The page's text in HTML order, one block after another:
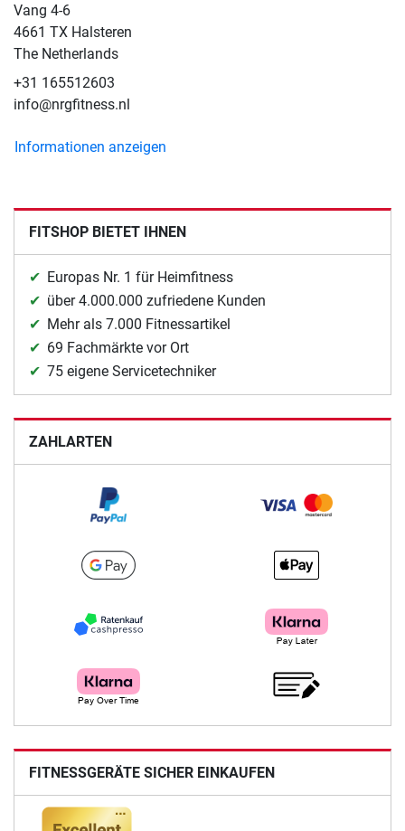
Vang 4-6
4661 TX Halsteren
The Netherlands
+31 165512603
info@nrgfitness.nl
Informationen anzeigen
FITSHOP BIETET IHNEN
Europas Nr. 1 für Heimfitness
über 4.000.000 zufriedene Kunden
Mehr als 7.000 Fitnessartikel
69 Fachmärkte vor Ort
75 eigene Servicetechniker
ZAHLARTEN
FITNESSGERÄTE SICHER EINKAUFEN